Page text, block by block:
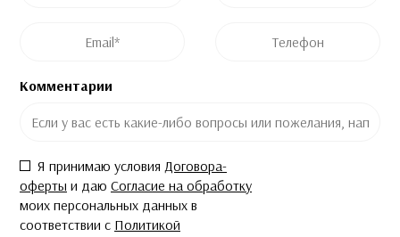
Комментарии
Согласие*
Я принимаю условия Договора-
оферты и даю Согласие на обработку
моих персональных данных в
соответствии с Политикой